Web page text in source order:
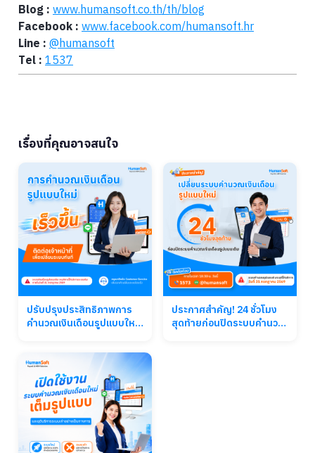
Blog : www.humansoft.co.th/th/blog
Facebook : www.facebook.com/humansoft.hr
Line : @humansoft
Tel : 1537
เรื่องที่คุณอาจสนใจ
ปรับปรุงประสิทธิภาพการ
คำนวณเงินเดือนรูปแบบใหม่
หน้าที่เพื่อเปลี่ยนระบบทันที
ประกาศสำคัญ! 24 ชั่วโมง
สุดท้ายก่อนปิดระบบคำนวณ